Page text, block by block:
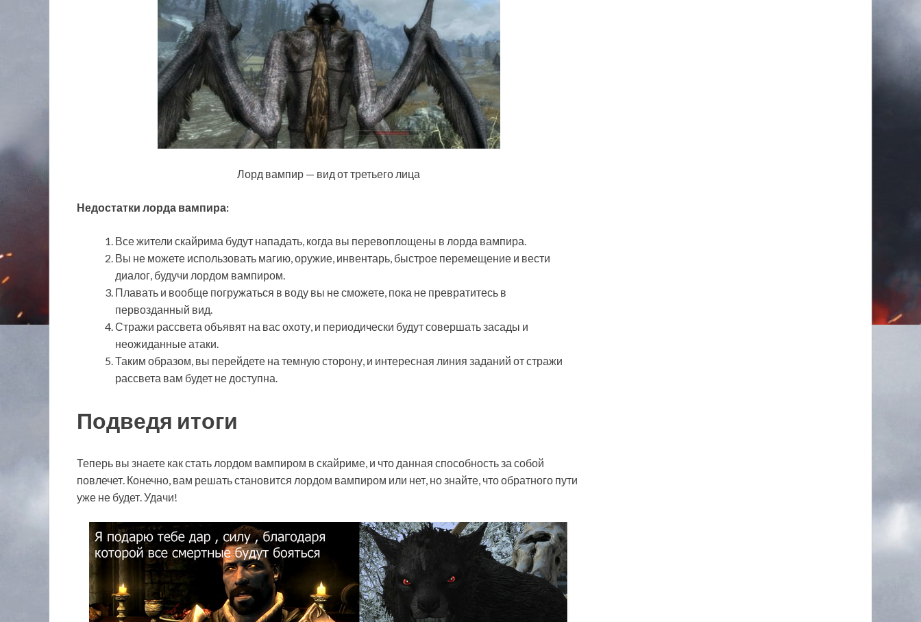
Лорд вампир — вид от третьего лица
Недостатки лорда вампира:
Все жители скайрима будут нападать, когда вы перевоплощены в лорда вампира.
Вы не можете использовать магию, оружие, инвентарь, быстрое перемещение и вести
диалог, будучи лордом вампиром.
Плавать и вообще погружаться в воду вы не сможете, пока не превратитесь в
первозданный вид.
Стражи рассвета объявят на вас охоту, и периодически будут совершать засады и
неожиданные атаки.
Таким образом, вы перейдете на темную сторону, и интересная линия заданий от стражи
рассвета вам будет не доступна.
Подведя итоги
Теперь вы знаете как стать лордом вампиром в скайриме, и что данная способность за собой
повлечет. Конечно, вам решать становится лордом вампиром или нет, но знайте, что обратного пути
уже не будет. Удачи!